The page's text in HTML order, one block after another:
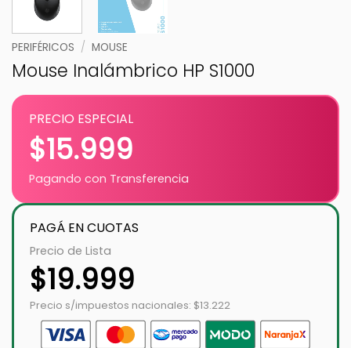
PERIFÉRICOS / MOUSE
Mouse Inalámbrico HP S1000
PRECIO ESPECIAL
$15.999
Pagando con Transferencia
PAGÁ EN CUOTAS
Precio de Lista
$19.999
Precio s/impuestos nacionales: $13.222